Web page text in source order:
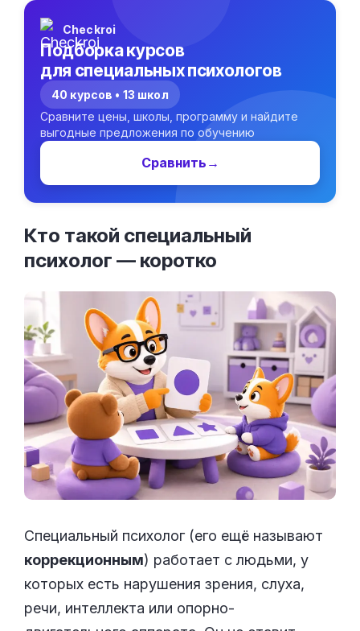
Checkroi
Подборка курсов
для специальных психологов
40 курсов • 13 школ
Сравните цены, школы, программу и найдите
выгодные предложения по обучению
Сравнить →
Кто такой специальный
психолог — коротко
Специальный психолог (его ещё называют
коррекционным) работает с людьми, у
которых есть нарушения зрения, слуха,
речи, интеллекта или опорно-